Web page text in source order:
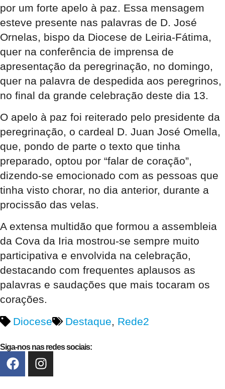
por um forte apelo à paz. Essa mensagem
esteve presente nas palavras de D. José
Ornelas, bispo da Diocese de Leiria-Fátima,
quer na conferência de imprensa de
apresentação da peregrinação, no domingo,
quer na palavra de despedida aos peregrinos,
no final da grande celebração deste dia 13.
O apelo à paz foi reiterado pelo presidente da
peregrinação, o cardeal D. Juan José Omella,
que, pondo de parte o texto que tinha
preparado, optou por “falar de coração”,
dizendo-se emocionado com as pessoas que
tinha visto chorar, no dia anterior, durante a
procissão das velas.
A extensa multidão que formou a assembleia
da Cova da Iria mostrou-se sempre muito
participativa e envolvida na celebração,
destacando com frequentes aplausos as
palavras e saudações que mais tocaram os
corações.
Diocese
Destaque, Rede2
Siga-nos nas redes sociais: